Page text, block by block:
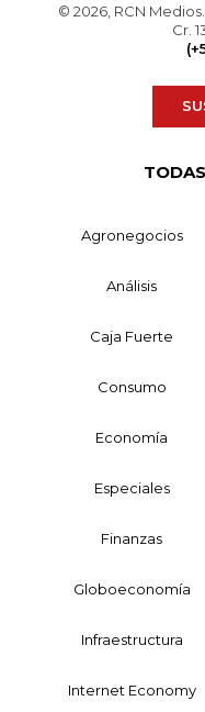
© 2026, RCN
Cr.
Agronegocios
Análisis
Caja Fuerte
Consumo
Economía
Especiales
Finanzas
Globoeconomía
Infraestructura
Internet Economy